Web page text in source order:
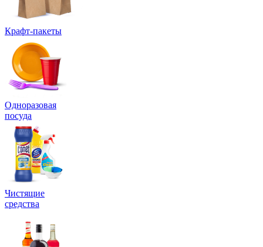
Крафт-пакеты
Одноразовая
посуда
Чистящие
средства